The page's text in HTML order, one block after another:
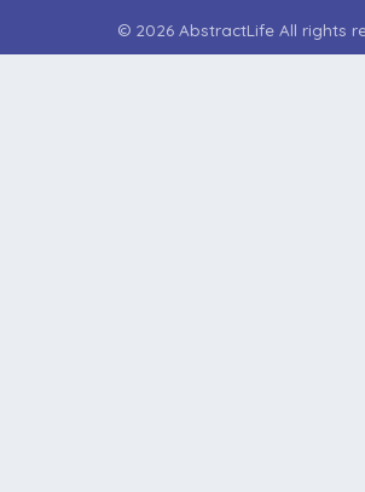
© 2026 AbstractLife All rights